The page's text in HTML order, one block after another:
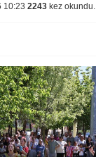
10:23 2243 kez okundu.